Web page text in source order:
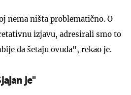
nema ništa problematično. O
izjavu, adresirali smo to
da šetaju ovuda", rekao je.
je"